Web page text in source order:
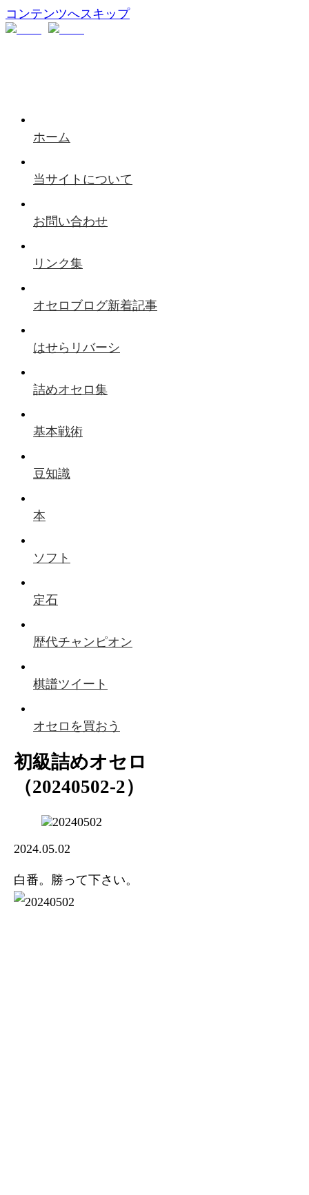
コンテンツへスキップ
ホーム
当サイトについて
お問い合わせ
リンク集
オセロブログ新着記事
はせらリバーシ
詰めオセロ集
基本戦術
豆知識
本
ソフト
定石
歴代チャンピオン
棋譜ツイート
オセロを買おう
初級詰めオセロ
（20240502-2）
2024.05.02
白番。勝って下さい。